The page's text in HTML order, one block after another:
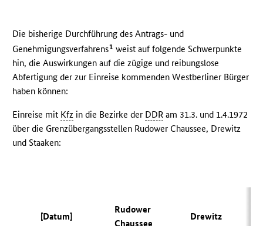
Die bisherige Durchführung des Antrags- und
Genehmigungsverfahrens1 weist auf folgende Schwerpunkte
hin, die Auswirkungen auf die zügige und reibungslose
Abfertigung der zur Einreise kommenden Westberliner Bürger
haben können:
Einreise mit Kfz in die Bezirke der DDR am 31.3. und 1.4.1972
über die Grenzübergangsstellen Rudower Chaussee, Drewitz
und Staaken:
[Datum]
Rudower
Chaussee
Drewitz